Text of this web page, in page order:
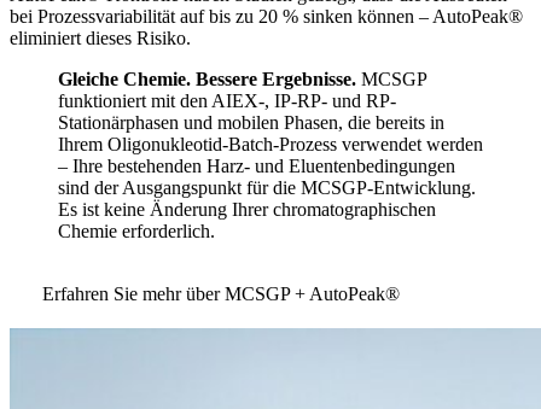
bei Prozessvariabilität auf bis zu 20 % sinken können – AutoPeak®
eliminiert dieses Risiko.
Gleiche Chemie. Bessere Ergebnisse. MCSGP
funktioniert mit den AIEX-, IP-RP- und RP-
Stationärphasen und mobilen Phasen, die bereits in
Ihrem Oligonukleotid-Batch-Prozess verwendet werden
– Ihre bestehenden Harz- und Eluentenbedingungen
sind der Ausgangspunkt für die MCSGP-Entwicklung.
Es ist keine Änderung Ihrer chromatographischen
Chemie erforderlich.
Erfahren Sie mehr über MCSGP + AutoPeak®